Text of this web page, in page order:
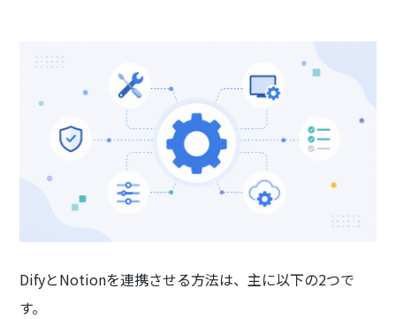
DifyとNotionを連携させる方法は、主に以下の2つで
す。